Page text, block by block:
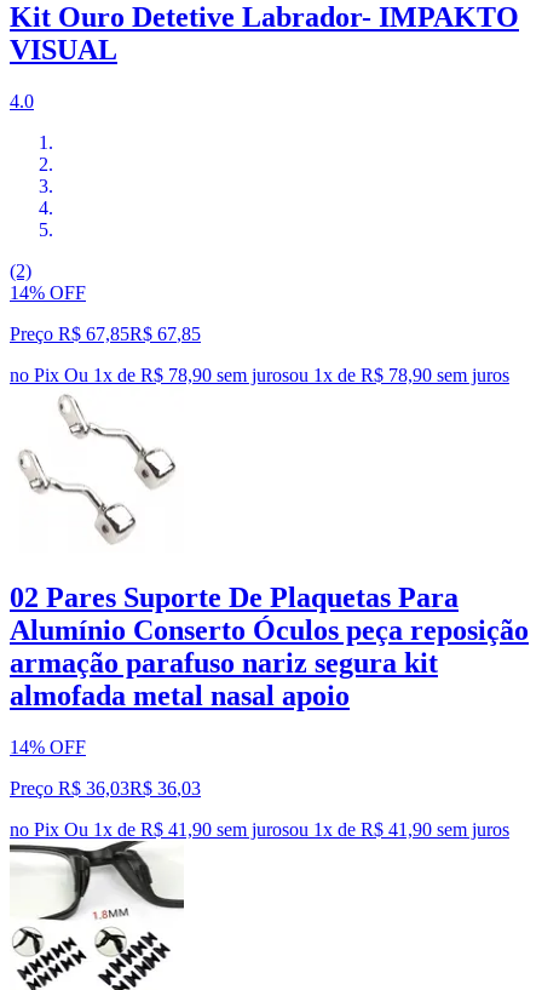
Kit Ouro Detetive Labrador- IMPAKTO
VISUAL
4.0
(2)
14% OFF
Preço R$ 67,85R$ 67,85
no Pix Ou 1x de R$ 78,90 sem jurosou 1x de R$ 78,90 sem juros
02 Pares Suporte De Plaquetas Para
Alumínio Conserto Óculos peça reposição
armação parafuso nariz segura kit
almofada metal nasal apoio
14% OFF
Preço R$ 36,03R$ 36,03
no Pix Ou 1x de R$ 41,90 sem jurosou 1x de R$ 41,90 sem juros